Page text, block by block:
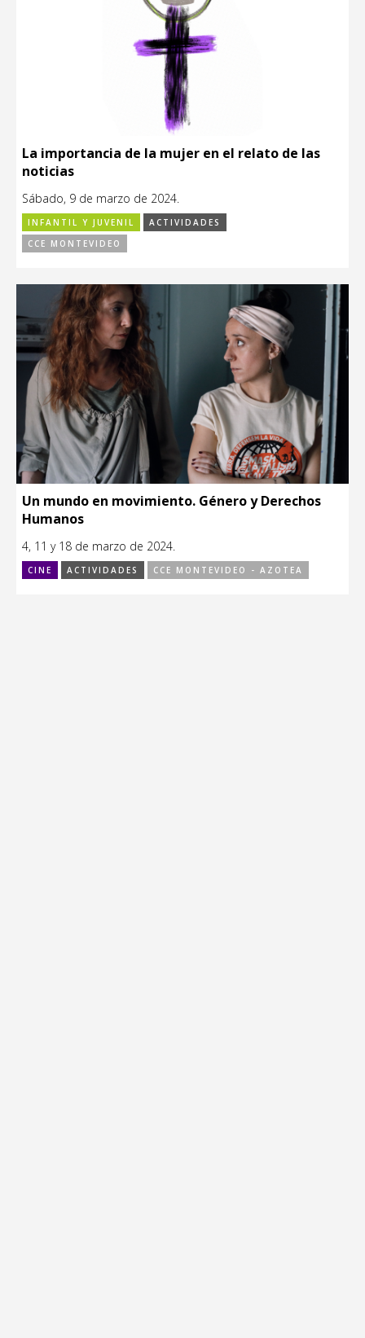
La importancia de la mujer en el relato de las
noticias
Sábado, 9 de marzo de 2024.
INFANTIL Y JUVENIL
ACTIVIDADES
CCE MONTEVIDEO
Un mundo en movimiento. Género y Derechos
Humanos
4, 11 y 18 de marzo de 2024.
CINE ACTIVIDADES CCE MONTEVIDEO - AZOTEA